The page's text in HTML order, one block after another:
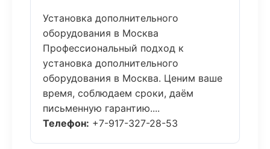
Установка дополнительного
оборудования в Москва
Профессиональный подход к
установка дополнительного
оборудования в Москва. Ценим ваше
время, соблюдаем сроки, даём
письменную гарантию....
Телефон: +7-917-327-28-53